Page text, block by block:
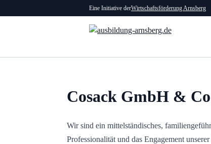
Eine Initiative derWirtschaftsförderung Arnsberg
Cosack GmbH &
Wir sind ein mittelständisches,
Professionalität und das Engagement